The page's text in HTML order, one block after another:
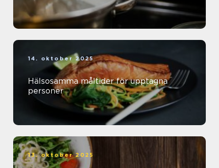
14. oktober 2025
Hälsosamma måltider för upptagna
personer
13. oktober 2025